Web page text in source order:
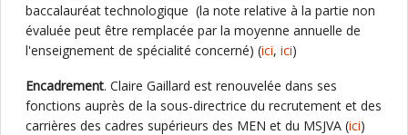
baccalauréat technologique (la note relative à la partie non
évaluée peut être remplacée par la moyenne annuelle de
l'enseignement de spécialité concerné) (ici, ici)
Encadrement. Claire Gaillard est renouvelée dans ses
fonctions auprès de la sous-directrice du recrutement et des
carrières des cadres supérieurs des MEN et du MSJVA (ici)